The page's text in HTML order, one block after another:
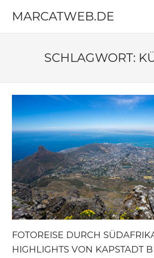
Inhalt
springen
MARCATWEB.DE
Fotografie
SCHLAGWORT:
FOTOREISE DURCH
HIGHLIGHTS VON KAPSTADT